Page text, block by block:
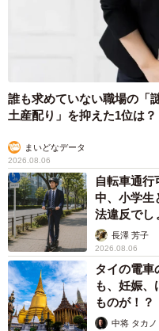
誰も求めていない職場の「
土産配り」を抑えた1位は
まいどなデータ
2026.08.06
自転車通
中、小学
法違反でし
説】長澤 芳子
2026.08.06
タイの電
も、妊娠
ものが！？
中将 タカノ